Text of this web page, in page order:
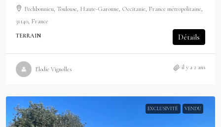
Pechbonnieu, Toulouse, Haute-Garonne, Occitanie, France métropolitaine,
31140, France
TERRAIN Détails
Elodie Vignolles il y a 2 ans
EXCLUSIVITÉ VENDU